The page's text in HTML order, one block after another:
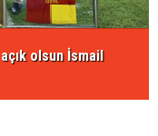
olsun İsmail